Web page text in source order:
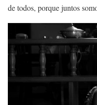
de todos, porque juntos